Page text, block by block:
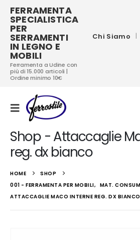
FERRAMENTA
SPECIALISTICA
PER
SERRAMENTI
IN LEGNO E
MOBILI
Ferramenta a Udine con
più di 15.000 articoli |
Ordine minimo 10€
Chi Siamo
Shop - Attaccaglie
reg. dx bianco
HOME
SHOP
001 - FERRAMENTA PER MOBILI, MAT.
ATTACCAGLIE MACO INTERNE REG. DX BIANCO